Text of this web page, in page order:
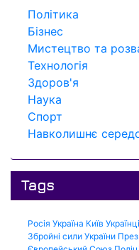
Політика
Бізнес
Мистецтво та
Технологія
Здоров'я
Наука
Спорт
Навколишнє
Tags
Росія Україна Київ Українці
Збройні сили України